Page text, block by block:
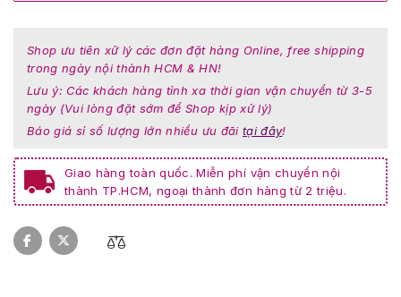
Shop ưu tiên xữ lý các đơn đặt hàng Online, free shipping
trong ngày nội thành HCM & HN!
Lưu ý: Các khách hàng tỉnh xa thời gian vận chuyển từ 3-5
ngày (Vui lòng đặt sớm để Shop kịp xử lý)
Báo giá sỉ số lượng lớn nhiều ưu đãi tại đây!
Giao hàng toàn quốc. Miễn phí vận chuyển nội
thành TP.HCM, ngoại thành đơn hàng từ 2 triệu.